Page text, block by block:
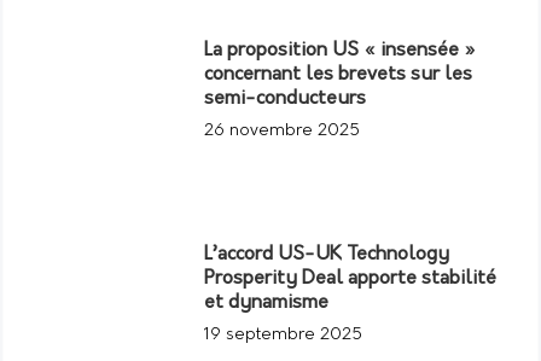
La proposition US « insensée »
concernant les brevets sur les
semi-conducteurs
26 novembre 2025
L’accord US-UK Technology
Prosperity Deal apporte stabilité
et dynamisme
19 septembre 2025